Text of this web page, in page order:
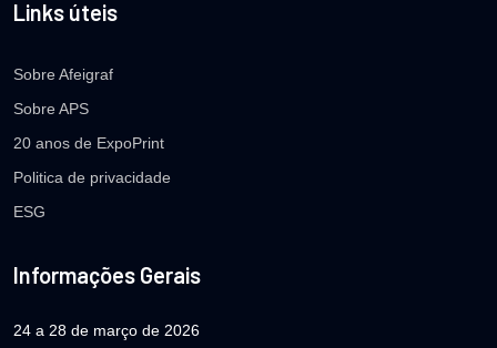
Links úteis
Sobre Afeigraf
Sobre APS
20 anos de ExpoPrint
Politica de privacidade
ESG
Informações Gerais
24 a 28 de março de 2026